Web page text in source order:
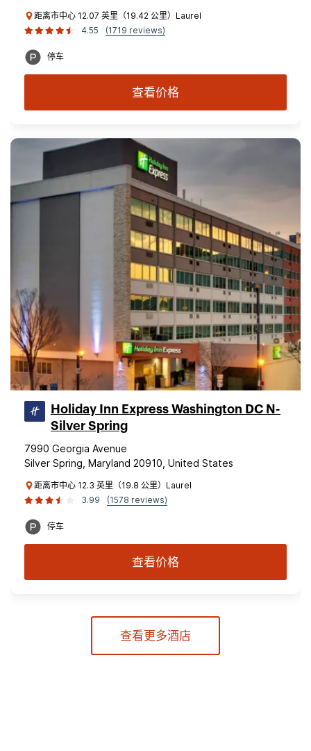
距离市中心 12.07 英里（19.42 公里）Laurel
4.55
(1719 reviews)
停车
查看价格
Holiday Inn Express Washington DC N-
Silver Spring
7990 Georgia Avenue
Silver Spring, Maryland 20910, United States
距离市中心 12.3 英里（19.8 公里）Laurel
3.99
(1578 reviews)
停车
查看价格
查看更多酒店